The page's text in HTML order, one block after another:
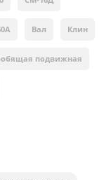
Вал Клин
подвижная